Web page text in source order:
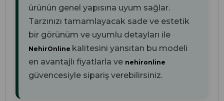
ürünün genel yapısına uyum sağlar.
Tarzınızı tamamlayacak sade ve estetik
bir görünüm ve uyumlu detayları ile
NehirOnline kalitesini yansıtan bu modeli
en avantajlı fiyatlarla ve nehironline
güvencesiyle sipariş verebilirsiniz.